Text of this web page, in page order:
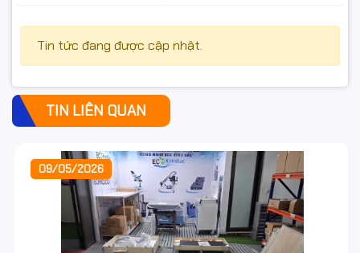
Tin tức đang được cập nhật.
TIN LIÊN QUAN
09/05/2026